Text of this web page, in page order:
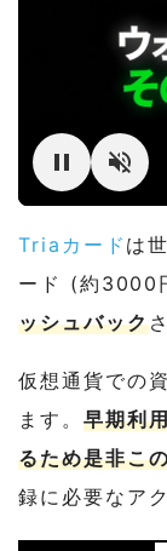
Triaカード は
ード (約3000
ッシュバック
仮想通貨での
ます。 早期利
るため是非こ
録に必要なア